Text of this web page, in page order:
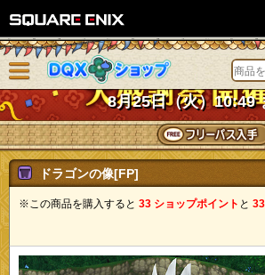
DQXシ
8月25日（火）10:49
ニューを閉じる
ドラゴンの像[FP]
※この商品を購入すると 33 ショップポイント と